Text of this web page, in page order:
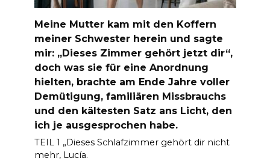
Meine Mutter kam mit den Koffern
meiner Schwester herein und sagte
mir: „Dieses Zimmer gehört jetzt dir“,
doch was sie für eine Anordnung
hielten, brachte am Ende Jahre voller
Demütigung, familiären Missbrauchs
und den kältesten Satz ans Licht, den
ich je ausgesprochen habe.
TEIL 1 „Dieses Schlafzimmer gehört dir nicht
mehr, Lucía.